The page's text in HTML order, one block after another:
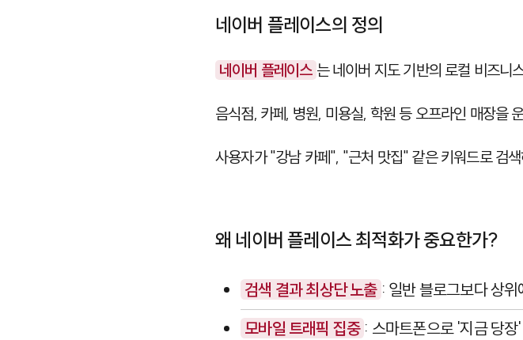
네이버 플레이스의 정의
네이버 플레이스 는 네이버 지도 기반의 로컬 비즈니
음식점, 카페, 병원, 미용실, 학원 등 오프라인 매장을
사용자가 "강남 카페", "근처 맛집" 같은 키워드로 검
왜 네이버 플레이스 최적화가 중요한가?
검색 결과 최상단 노출 : 일반 블로그보다 상위
모바일 트래픽 집중 : 스마트폰으로 '지금 당